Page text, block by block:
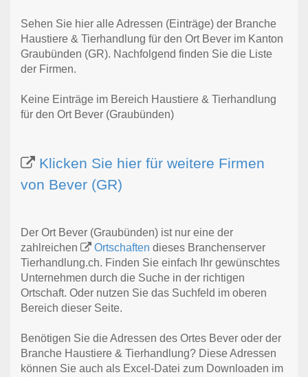
Sehen Sie hier alle Adressen (Einträge) der Branche
Haustiere & Tierhandlung für den Ort Bever im Kanton
Graubünden (GR). Nachfolgend finden Sie die Liste
der Firmen.
Keine Einträge im Bereich Haustiere & Tierhandlung
für den Ort Bever (Graubünden)
Klicken Sie hier für weitere Firmen
von Bever (GR)
Der Ort Bever (Graubünden) ist nur eine der
zahlreichen
Ortschaften dieses Branchenserver
Tierhandlung.ch. Finden Sie einfach Ihr gewünschtes
Unternehmen durch die Suche in der richtigen
Ortschaft. Oder nutzen Sie das Suchfeld im oberen
Bereich dieser Seite.
Benötigen Sie die Adressen des Ortes Bever oder der
Branche Haustiere & Tierhandlung? Diese Adressen
können Sie auch als Excel-Datei zum Downloaden im